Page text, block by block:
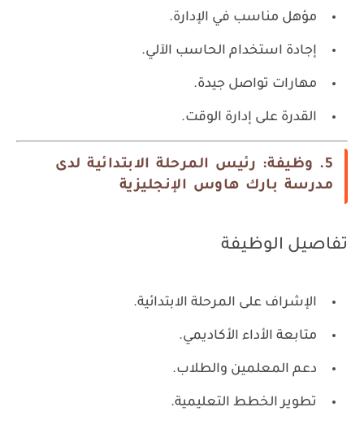
مؤهل مناسب في الإدارة.
إجادة استخدام الحاسب الآلي.
مهارات تواصل جيدة.
القدرة على إدارة الوقت.
5. وظيفة: رئيس المرحلة الابتدائية لدى
مدرسة بارك هاوس الإنجليزية
تفاصيل الوظيفة
الإشراف على المرحلة الابتدائية.
متابعة الأداء الأكاديمي.
دعم المعلمين والطلاب.
تطوير الخطط التعليمية.